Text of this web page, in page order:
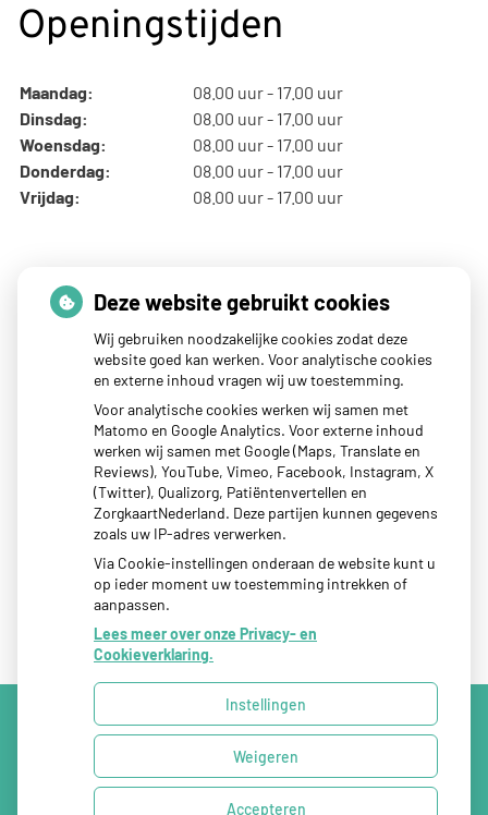
Openingstijden
Maandag:
08.00 uur - 17.00 uur
Dinsdag:
08.00 uur - 17.00 uur
Woensdag:
08.00 uur - 17.00 uur
Donderdag:
08.00 uur - 17.00 uur
Vrijdag:
08.00 uur - 17.00 uur
Thuisarts nieuws
Tips als je kind last heeft van reisziekte
Sterke zon op je huid: let op
Denk je na over een borstvergroting?
Twijfel over gender? Hier vind je hulp
Klachten door de eiken-processierups?
Uw Zorg Online|Beheer
Cookie-instellingen
Deze website gebruikt cookies
Wij gebruiken noodzakelijke cookies zodat deze
website goed kan werken. Voor analytische cookies
en externe inhoud vragen wij uw toestemming.
Voor analytische cookies werken wij samen met
Matomo en Google Analytics. Voor externe inhoud
werken wij samen met Google (Maps, Translate en
Reviews), YouTube, Vimeo, Facebook, Instagram, X
(Twitter), Qualizorg, Patiëntenvertellen en
ZorgkaartNederland. Deze partijen kunnen gegevens
zoals uw IP-adres verwerken.
Via Cookie-instellingen onderaan de website kunt u
op ieder moment uw toestemming intrekken of
aanpassen.
Lees meer over onze Privacy- en
Cookieverklaring.
Instellingen
Weigeren
Accepteren